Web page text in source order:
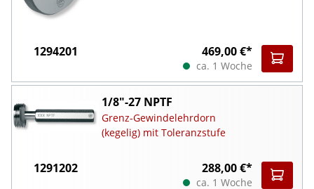
1294201 469,00 €*
ca. 1 Woche
1/8"-27 NPTF
Grenz-Gewindelehrdorn
(kegelig) mit Toleranzstufe
1291202 288,00 €*
ca. 1 Woche